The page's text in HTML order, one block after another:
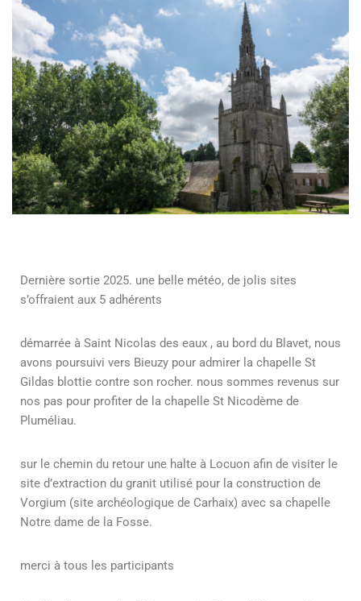
Dernière sortie 2025. une belle météo, de jolis sites
s’offraient aux 5 adhérents
démarrée à Saint Nicolas des eaux , au bord du Blavet, nous
avons poursuivi vers Bieuzy pour admirer la chapelle St
Gildas blottie contre son rocher. nous sommes revenus sur
nos pas pour profiter de la chapelle St Nicodème de
Pluméliau.
sur le chemin du retour une halte à Locuon afin de visiter le
site d’extraction du granit utilisé pour la construction de
Vorgium (site archéologique de Carhaix) avec sa chapelle
Notre dame de la Fosse.
merci à tous les participants